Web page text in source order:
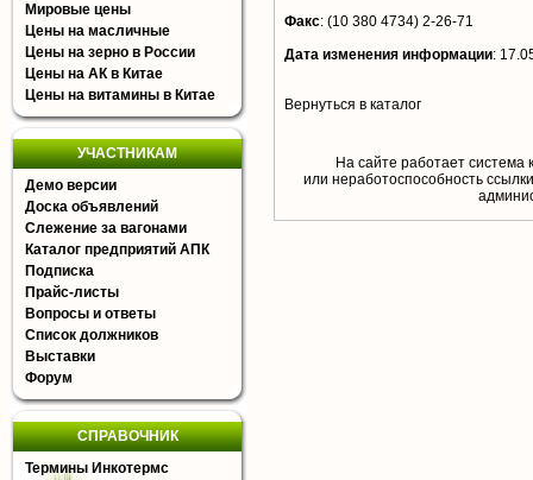
Мировые цены
Цены на масличные
Цены на зерно в России
Цены на АК в Китае
Цены на витамины в Китае
УЧАСТНИКАМ
Демо версии
Доска объявлений
Слежение за вагонами
Каталог предприятий АПК
Подписка
Прайс-листы
Вопросы и ответы
Список должников
Выставки
Форум
СПРАВОЧНИК
Термины Инкотермс
Факс: (10 380 4734) 2-26-71
Дата изменения информации:
Вернуться в каталог
На сайте работает система
или неработоспособность